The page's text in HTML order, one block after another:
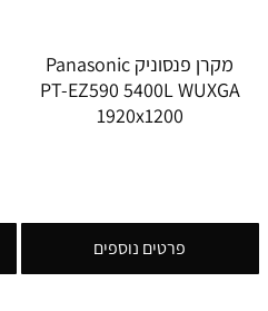
מקרן פנסוניק Panasonic
PT-EZ590 5400L WUXGA
1920x1200
פרטים נוספים